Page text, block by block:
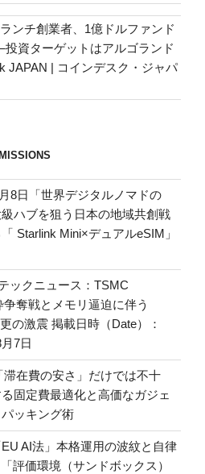
ンチ創業者、1億ドルファンド
投資ターゲットはアルゴランド
JAPAN | コインデスク・ジャパ
8日「世界デジタルノマドの
ハブを狙う日本の地域共創戦
Starlink Mini×デュアルeSIM」
ックニュース：TSMC
奪戦とメモリ逼迫に伴う
の激震 掲載日時（Date）：
7日
滞在費の安さ」だけでは不十
固定費最適化と高価なガジェ
ッキング術
AI法」本格運用の波紋と自律
評価環境（サンドボックス）